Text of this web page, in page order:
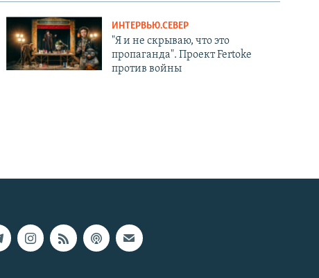
ИНТЕРВЬЮ.СЕВЕР
"Я и не скрываю, что это
пропаганда". Проект Fertoke
против войны